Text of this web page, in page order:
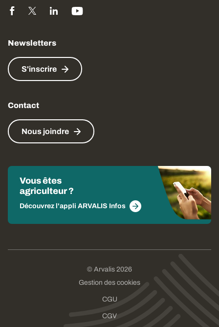
Newsletters
S'inscrire
Contact
Nous joindre
Vous êtes
agriculteur ?
Découvrez l'appli ARVALIS Infos
© Arvalis 2026
Gestion des cookies
CGU
CGV